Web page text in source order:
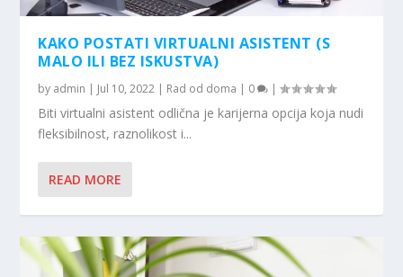
KAKO POSTATI VIRTUALNI ASISTENT (S
MALO ILI BEZ ISKUSTVA)
by admin | Jul 10, 2022 | Rad od doma | 0 |
Biti virtualni asistent odlična je karijerna opcija koja nudi
fleksibilnost, raznolikost i...
READ MORE